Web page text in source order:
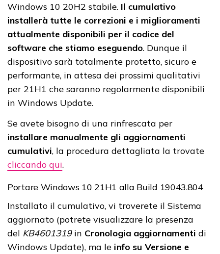
Windows 10 20H2 stabile. Il cumulativo
installerà tutte le correzioni e i miglioramenti
attualmente disponibili per il codice del
software che stiamo eseguendo. Dunque il
dispositivo sarà totalmente protetto, sicuro e
performante, in attesa dei prossimi qualitativi
per 21H1 che saranno regolarmente disponibili
in Windows Update.
Se avete bisogno di una rinfrescata per
installare manualmente gli aggiornamenti
cumulativi, la procedura dettagliata la trovate
cliccando qui.
Portare Windows 10 21H1 alla Build 19043.804
Installato il cumulativo, vi troverete il Sistema
aggiornato (potrete visualizzare la presenza
del KB4601319in Cronologia aggiornamenti di
Windows Update), ma le info su Versione e